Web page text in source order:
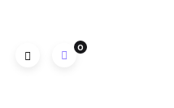
0